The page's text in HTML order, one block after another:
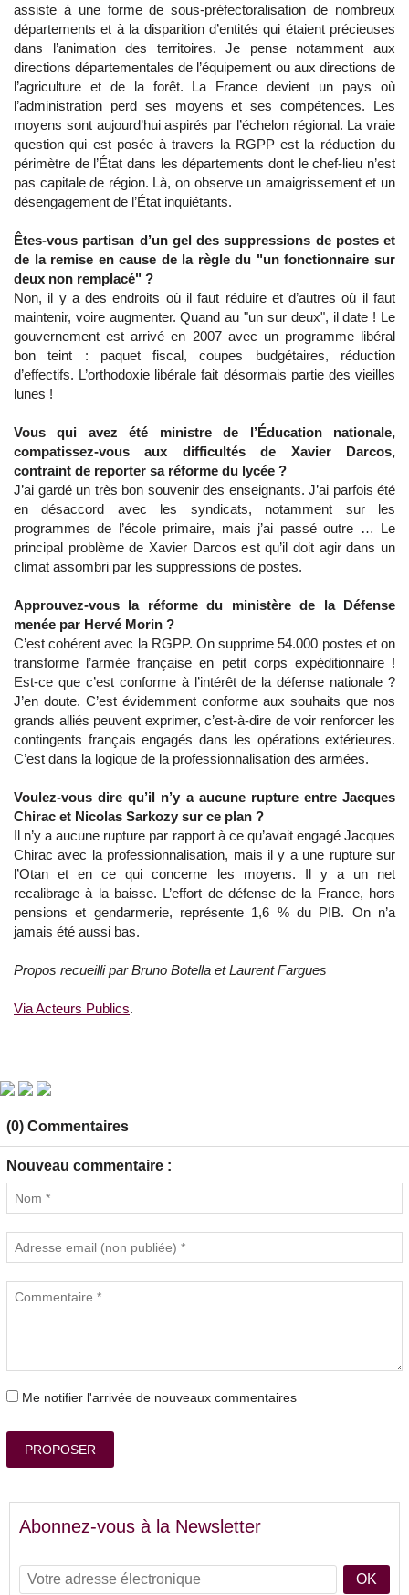
assiste à une forme de sous-préfectoralisation de nombreux
départements et à la disparition d’entités qui étaient précieuses
dans l’animation des territoires. Je pense notamment aux
directions départementales de l’équipement ou aux directions de
l’agriculture et de la forêt. La France devient un pays où
l’administration perd ses moyens et ses compétences. Les
moyens sont aujourd’hui aspirés par l’échelon régional. La vraie
question qui est posée à travers la RGPP est la réduction du
périmètre de l’État dans les départements dont le chef-lieu n’est
pas capitale de région. Là, on observe un amaigrissement et un
désengagement de l’État inquiétants.
Êtes-vous partisan d’un gel des suppressions de postes et
de la remise en cause de la règle du "un fonctionnaire sur
deux non remplacé" ?
Non, il y a des endroits où il faut réduire et d’autres où il faut
maintenir, voire augmenter. Quand au "un sur deux", il date ! Le
gouvernement est arrivé en 2007 avec un programme libéral
bon teint : paquet fiscal, coupes budgétaires, réduction
d’effectifs. L’orthodoxie libérale fait désormais partie des vieilles
lunes !
Vous qui avez été ministre de l’Éducation nationale,
compatissez-vous aux difficultés de Xavier Darcos,
contraint de reporter sa réforme du lycée ?
J’ai gardé un très bon souvenir des enseignants. J’ai parfois été
en désaccord avec les syndicats, notamment sur les
programmes de l’école primaire, mais j’ai passé outre … Le
principal problème de Xavier Darcos est qu’il doit agir dans un
climat assombri par les suppressions de postes.
Approuvez-vous la réforme du ministère de la Défense
menée par Hervé Morin ?
C’est cohérent avec la RGPP. On supprime 54.000 postes et on
transforme l’armée française en petit corps expéditionnaire !
Est-ce que c’est conforme à l’intérêt de la défense nationale ?
J’en doute. C’est évidemment conforme aux souhaits que nos
grands alliés peuvent exprimer, c’est-à-dire de voir renforcer les
contingents français engagés dans les opérations extérieures.
C’est dans la logique de la professionnalisation des armées.
Voulez-vous dire qu’il n’y a aucune rupture entre Jacques
Chirac et Nicolas Sarkozy sur ce plan ?
Il n’y a aucune rupture par rapport à ce qu’avait engagé Jacques
Chirac avec la professionnalisation, mais il y a une rupture sur
l’Otan et en ce qui concerne les moyens. Il y a un net
recalibrage à la baisse. L’effort de défense de la France, hors
pensions et gendarmerie, représente 1,6 % du PIB. On n’a
jamais été aussi bas.
Propos recueilli par Bruno Botella et Laurent Fargues
Via Acteurs Publics.
(0) Commentaires
Nouveau commentaire :
Me notifier l'arrivée de nouveaux commentaires
PROPOSER
Abonnez-vous à la Newsletter
OK